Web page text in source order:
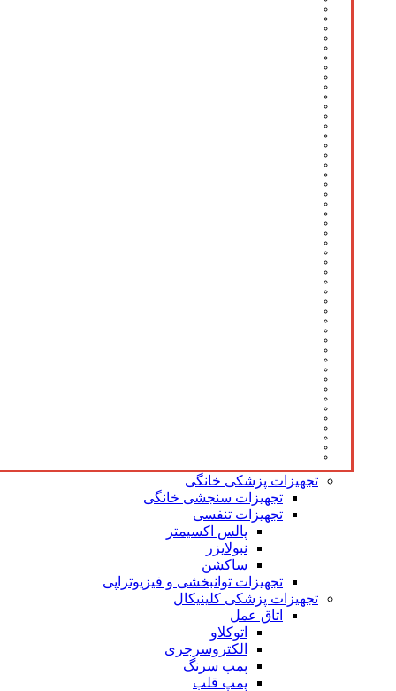
تجهیزات پزشکی خانگی
تجهیزات سنجشی خانگی
تجهیزات تنفسی
پالس اکسیمتر
نبولایزر
ساکشن
تجهیزات توانبخشی و فیزیوتراپی
تجهیزات پزشکی کلینیکال
اتاق عمل
اتوکلاو
الکتروسرجری
پمپ سرنگ
پمپ قلب